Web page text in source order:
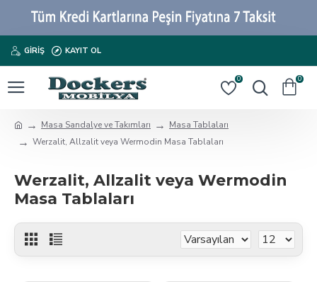
GIRIŞ KAYIT OL
0 0
Masa Sandalye ve Takımları
Masa Tablaları
Werzalit, Allzalit veya Wermodin Masa Tablaları
Werzalit, Allzalit veya Wermodin
Masa Tablaları